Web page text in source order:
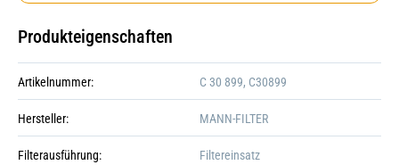
Produkteigenschaften
Artikelnummer: C 30 899, C30899
Hersteller: MANN-FILTER
Filterausführung: Filtereinsatz